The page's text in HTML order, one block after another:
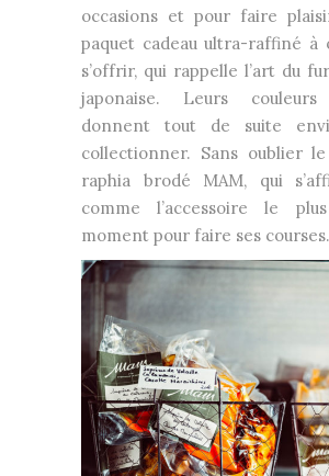
occasions et pour faire
paquet cadeau ultra-raffiné à
s’offrir, qui rappelle l’art du
japonaise. Leurs couleurs
donnent tout de suite
collectionner. Sans oublier
raphia brodé MAM, qui
comme l’accessoire le
moment pour faire ses courses.